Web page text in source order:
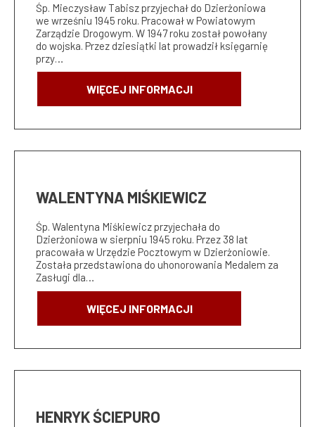
Śp. Mieczysław Tabisz przyjechał do Dzierżoniowa
we wrześniu 1945 roku. Pracował w Powiatowym
Zarządzie Drogowym. W 1947 roku został powołany
do wojska. Przez dziesiątki lat prowadził księgarnię
przy…
WIĘCEJ INFORMACJI
WALENTYNA MIŚKIEWICZ
Śp. Walentyna Miśkiewicz przyjechała do
Dzierżoniowa w sierpniu 1945 roku. Przez 38 lat
pracowała w Urzędzie Pocztowym w Dzierżoniowie.
Została przedstawiona do uhonorowania Medalem za
Zasługi dla…
WIĘCEJ INFORMACJI
HENRYK ŚCIEPURO